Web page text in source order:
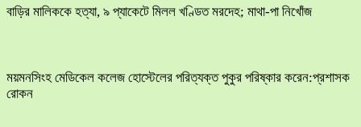
বাড়ির মালিককে হত্যা, ৯ প্যাকেটে মিলল খণ্ডিত মরদেহ; মাথা-পা নিখোঁজ
ময়মনসিংহ মেডিকেল কলেজ হোস্টেলের পরিত্যক্ত পুকুর পরিষ্কার করেন:প্রশাসক
রোকন